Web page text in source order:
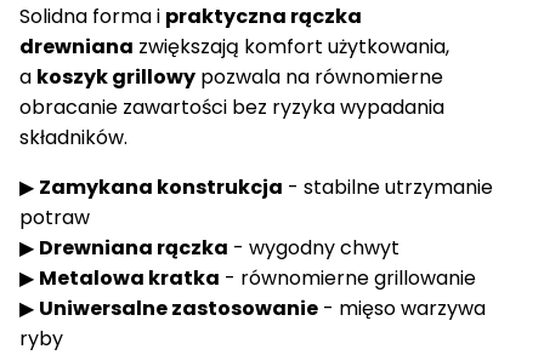
Solidna forma i praktyczna rączka
drewniana zwiększają komfort użytkowania,
a koszyk grillowy pozwala na równomierne
obracanie zawartości bez ryzyka wypadania
składników.
▶ Zamykana konstrukcja - stabilne utrzymanie
potraw
▶ Drewniana rączka - wygodny chwyt
▶ Metalowa kratka - równomierne grillowanie
▶ Uniwersalne zastosowanie - mięso warzywa
ryby